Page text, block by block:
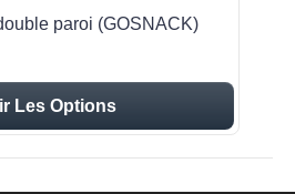
paroi (GOSNACK)
Les Options